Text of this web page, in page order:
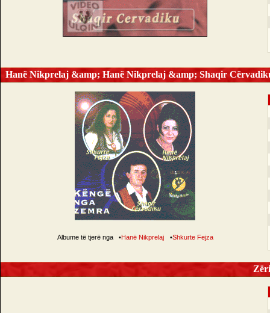
Hanë Nikprelaj &amp; Hanë Nikprelaj &amp; Shaqir
Albume të tjerë nga •Hanë Nikprelaj •Shkurte Fejza